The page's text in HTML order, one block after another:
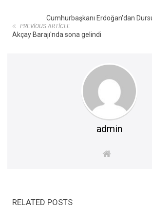
Cumhurbaşkanı Erdoğan'dan
PREVIOUS ARTICLE
Akçay Barajı'nda sona gelindi
admin
RELATED POSTS